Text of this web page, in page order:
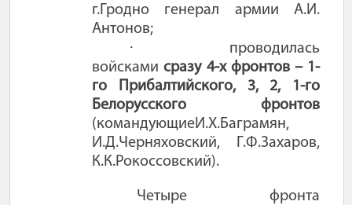
г.Гродно генерал армии А.И.
Антонов;
·
проводилась
войскамисразу 4-х фронтов – 1-
го Прибалтийского, 3, 2, 1-го
Белорусского фронтов
(командующиеИ.Х.Баграмян,
И.Д.Черняховский, Г.Ф.Захаров,
К.К.Рокоссовский).
Четыре фронта